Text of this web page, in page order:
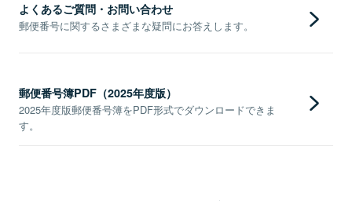
よくあるご質問・お問い合わせ
郵便番号に関するさまざまな疑問にお答えします。
郵便番号簿PDF（2025年度版）
2025年度版郵便番号簿をPDF形式でダウンロードできま
す。